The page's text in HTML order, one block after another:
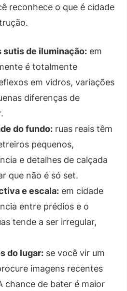
reconhece o que é cidade
sutis de iluminação: em
é totalmente
em vidros, variações
diferenças de
do fundo: ruas reais têm
pequenos,
e detalhes de calçada
que não é só set.
e escala: em cidade
entre prédios e o
tende a ser irregular,
do lugar: se você vir um
imagens recentes
chance de bater é maior